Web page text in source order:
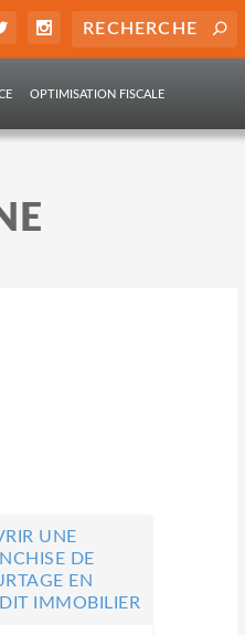
OPTIMISATION FISCALE
UNE
DE
EN
IMMOBILIER